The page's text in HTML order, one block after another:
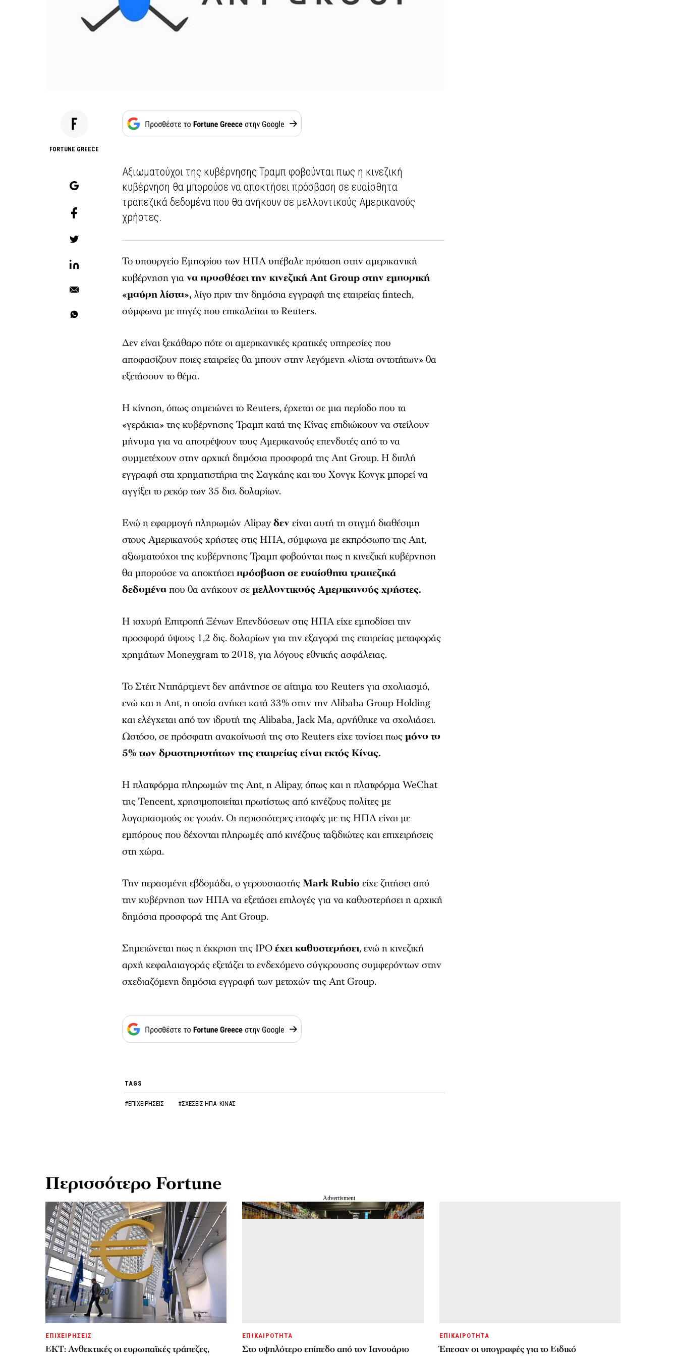
FORTUNE GREECE
Αξιωματούχοι της κυβέρνησης Τραμπ φοβούνται πως η κινεζική
κυβέρνηση θα μπορούσε να αποκτήσει πρόσβαση σε ευαίσθητα
τραπεζικά δεδομένα που θα ανήκουν σε μελλοντικούς Αμερικανούς
χρήστες.
Το υπουργείο Εμπορίου των ΗΠΑ υπέβαλε πρόταση στην αμερικανική
κυβέρνηση γιανα προσθέσει την κινεζική Ant Group στην εμπορική
«μαύρη λίστα», λίγο πριν την δημόσια εγγραφή της εταιρείας fintech,
σύμφωνα με πηγές που επικαλείται το Reuters.
Δεν είναι ξεκάθαρο πότε οι αμερικανικές κρατικές υπηρεσίες που
αποφασίζουν ποιες εταιρείες θα μπουν στην λεγόμενη «λίστα οντοτήτων» θα
εξετάσουν το θέμα.
Η κίνηση, όπως σημειώνει το Reuters, έρχεται σε μια περίοδο που τα
«γεράκια» της κυβέρνησης Τραμπ κατά της Κίνας επιδιώκουν να στείλουν
μήνυμα για να αποτρέψουν τους Αμερικανούς επενδυτές από το να
συμμετέχουν στην αρχική δημόσια προσφορά της Ant Group. Η διπλή
εγγραφή στα χρηματιστήρια της Σαγκάης και του Χονγκ Κονγκ μπορεί να
αγγίξει το ρεκόρ των 35 δισ. δολαρίων.
Ενώ η εφαρμογή πληρωμών Alipayδεν είναι αυτή τη στιγμή διαθέσιμη
στους Αμερικανούς χρήστες στις ΗΠΑ, σύμφωνα με εκπρόσωπο της Ant,
αξιωματούχοι της κυβέρνησης Τραμπ φοβούνται πως η κινεζική κυβέρνηση
θα μπορούσε να αποκτήσειπρόσβαση σε ευαίσθητα τραπεζικά
δεδομέναπου θα ανήκουν σεμελλοντικούς Αμερικανούς χρήστες.
Η ισχυρή Επιτροπή Ξένων Επενδύσεων στις ΗΠΑ είχε εμποδίσει την
προσφορά ύψους 1,2 δις. δολαρίων για την εξαγορά της εταιρείας μεταφοράς
χρημάτων Moneygram το 2018, για λόγους εθνικής ασφάλειας.
Το Στέιτ Ντιπάρτμεντ δεν απάντησε σε αίτημα του Reuters για σχολιασμό,
ενώ και η Ant, η οποία ανήκει κατά 33% στην την Alibaba Group Holding
και ελέγχεται από τον ιδρυτή της Alibaba, Jack Ma, αρνήθηκε να σχολιάσει.
Ωστόσο, σε πρόσφατη ανακοίνωσή της στο Reutersείχε τονίσει πωςμόνο το
5% των δραστηριοτήτων της εταιρείας είναι εκτός Κίνας.
Η πλατφόρμα πληρωμών της Ant, η Alipay, όπως και η πλατφόρμα WeChat
της Tencent, χρησιμοποιείται πρωτίστως από κινέζους πολίτες με
λογαριασμούς σε γουάν. Οι περισσότερες επαφές με τις ΗΠΑ είναι με
εμπόρους που δέχονται πληρωμές από κινέζους ταξιδιώτες και επιχειρήσεις
στη χώρα.
Την περασμένη εβδομάδα, ο γερουσιαστήςMark Rubioείχε ζητήσει από
την κυβέρνηση των ΗΠΑ να εξετάσει επιλογές για να καθυστερήσει η αρχική
δημόσια προσφορά της Ant Group.
Σημειώνεται πως η έκκριση της IPOέχει καθυστερήσει, ενώ η κινεζική
αρχή κεφαλαιαγοράς εξετάζει το ενδεχόμενο σύγκρουσης συμφερόντων στην
σχεδιαζόμενη δημόσια εγγραφή των μετοχών της Ant Group.
TAGS
#ΕΠΙΧΕΙΡΗΣΕΙΣ #ΣΧΕΣΕΙΣ ΗΠΑ- ΚΙΝΑΣ
Περισσότερο Fortune
ΕΠΙΧΕΙΡΗΣΕΙΣ
ΕΚΤ: Ανθεκτικές οι ευρωπαϊκές τράπεζες,
ΕΠΙΚΑΙΡΟΤΗΤΑ
Στο υψηλότερο επίπεδο από τον Ιανουάριο
ΕΠΙΚΑΙΡΟΤΗΤΑ
Έπεσαν οι υπογραφές για το Ειδικό